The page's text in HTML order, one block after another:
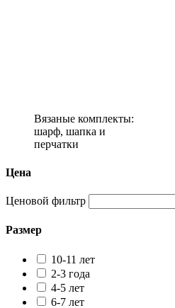
Вязаные комплекты:
шарф, шапка и
перчатки
Цена
Ценовой фильтр
Размер
10-11 лет
2-3 года
4-5 лет
6-7 лет